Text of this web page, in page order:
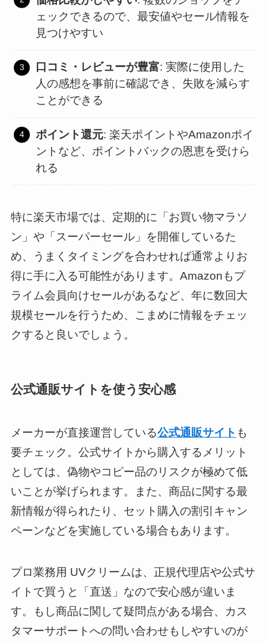
ェックできるので、最安値やセール情報を
見つけやすい
口コミ・レビューが豊富: 実際に使用した
人の感想を事前に確認でき、失敗を減らす
ことができる
ポイント還元: 楽天ポイントやAmazonポイ
ントなど、ポイントバックの恩恵を受けら
れる
特に楽天市場では、定期的に「お買い物マラソ
ン」や「スーパーセール」を開催しているた
め、うまくタイミングを合わせれば通常よりお
得に手に入る可能性があります。Amazonもプ
ライム会員向けセールがあるなど、年に数回大
規模セールを行うため、こまめに情報をチェッ
クすると良いでしょう。
公式通販サイトを使う安心感
メーカーが直接運営している公式通販サイト も
要チェック。公式サイトから購入するメリット
としては、偽物やコピー品のリスクが極めて低
いことが挙げられます。また、商品に関する最
新情報が得られたり、セット購入の割引キャン
ペーンなどを実施している場合もあります。
プロ業務用 UVクリームは、正規代理店や公式サ
イトで買うと「直送」なので安心感が違いま
す。もし商品に関して疑問点がある場合、カス
タマーサポートへの問い合わせもしやすいのが